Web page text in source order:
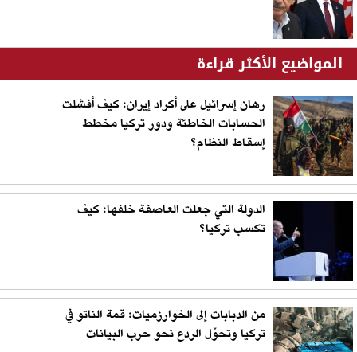
المواضيع الأكثر قراءة
رهان إسرائيل على أكراد إيران: كيف أفشلت
الحسابات الخاطئة ودور تركيا مخطط
إسقاط النظام؟
الدولة التي جعلت العاصفة خلفها: كيف
تكسب تركيا؟
من الدبابات إلى الخوارزميات: قمة الناتو في
تركيا وتحوّل الردع نحو حرب البيانات